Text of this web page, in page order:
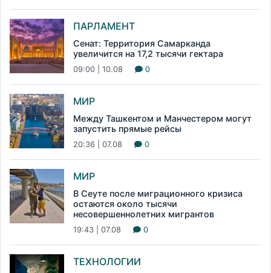
ПАРЛАМЕНТ
Сенат: Территория Самарканда
увеличится на 17,2 тысячи гектара
09:00 | 10.08 0
МИР
Между Ташкентом и Манчестером могут
запустить прямые рейсы
20:36 | 07.08 0
МИР
В Сеуте после миграционного кризиса
остаются около тысячи
несовершеннолетних мигрантов
19:43 | 07.08 0
ТЕХНОЛОГИИ